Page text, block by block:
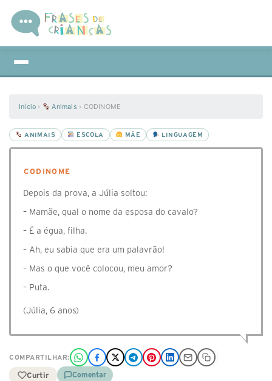
Início › Animais › ⁣CODINOME
ANIMAIS ESCOLA MÃE LINGUAGEM
⁣CODINOME
Depois da prova, a Júlia soltou:
– Mamãe, qual o nome da esposa do cavalo?
– É a égua, filha.
– Ah, eu sabia que era um palavrão!
– Mas o que você colocou, meu amor?
– Puta.
(Júlia, 6 anos)
COMPARTILHAR:
Curtir Comentar